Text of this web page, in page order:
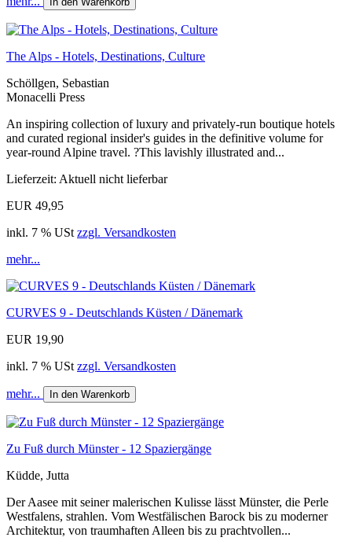
The Alps - Hotels, Destinations, Culture
Schöllgen, Sebastian
Monacelli Press
An inspiring collection of luxury and privately-run boutique hotels
and curated regional insider's guides in the definitive volume for
year-round Alpine travel. ?This lavishly illustrated and...
Lieferzeit: Aktuell nicht lieferbar
EUR 49,95
inkl. 7 % USt zzgl. Versandkosten
mehr...
CURVES 9 - Deutschlands Küsten / Dänemark
EUR 19,90
inkl. 7 % USt zzgl. Versandkosten
mehr... In den Warenkorb
Zu Fuß durch Münster - 12 Spaziergänge
Küdde, Jutta
Der Aasee mit seiner malerischen Kulisse lässt Münster, die Perle
Westfalens, strahlen. Vom Westfälischen Barock bis zu moderner
Architektur, von traumhaften Alleen bis zu prachtvollen...